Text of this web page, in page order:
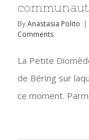
ByAnastasia Polito |
Comments
La Petite
de Béring sur
ce moment.